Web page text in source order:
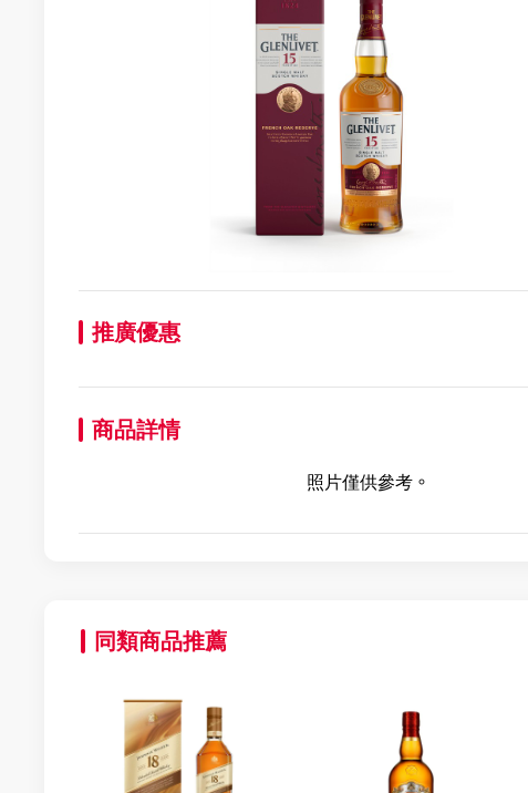
推廣優惠
商品詳情
照片僅供參考。
同類商品推薦